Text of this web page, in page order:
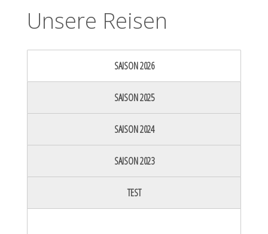
Unsere Reisen
SAISON 2026
SAISON 2025
SAISON 2024
SAISON 2023
TEST